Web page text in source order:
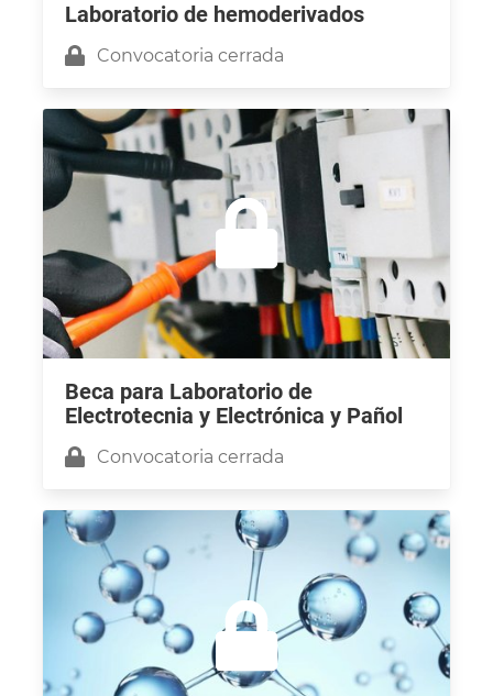
Laboratorio de hemoderivados
Convocatoria cerrada
Beca para Laboratorio de
Electrotecnia y Electrónica y Pañol
Convocatoria cerrada